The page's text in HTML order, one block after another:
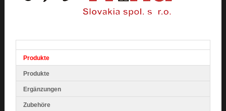
Produkte
Produkte
Ergänzungen
Zubehöre